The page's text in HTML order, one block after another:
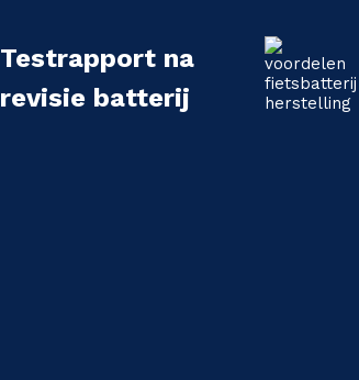
Testrapport na
revisie batterij